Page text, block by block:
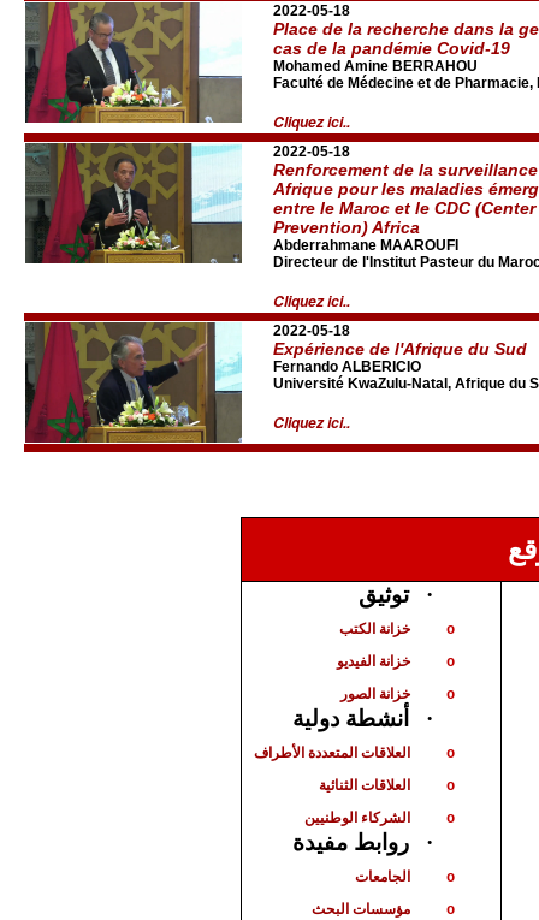
2022-05-18
Place de la recherche dans la
cas de la pandémie Covid-19
Mohamed Amine BERRAHOU
Faculté de Médecine et de Pharmacie,
Cliquez ici..
2022-05-18
Renforcement de la
Afrique pour les maladies
entre le Maroc et le CDC
Prevention) Africa
Abderrahmane MAAROUFI
Directeur de l'Institut Pasteur du
Cliquez ici..
2022-05-18
Expérience de l'Afrique du Sud
Fernando ALBERICIO
Université KwaZulu-Natal, Afrique du
Cliquez ici..
· توثيق
o خزانة الكتب
o خزانة الفيديو
o خزانة الصور
· أنشطة دولية
o العلاقات المتعددة الأطراف
o العلاقات الثنائية
o الشركاء الوطنيين
· روابط مفيدة
o الجامعات
o مؤسسات البحث